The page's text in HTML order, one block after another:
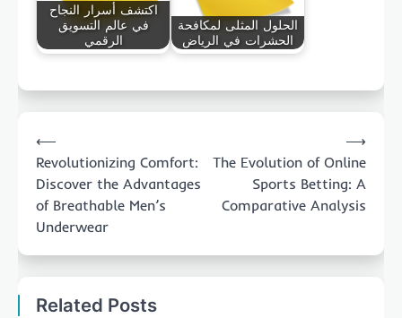
اكتشف أسرار النجاح
في عالم التسويق
الرقمي
الحلول المثلى لمكافحة
الحشرات في الرياض
navigation
⟵
Revolutionizing Comfort:
Discover the Advantages
of Breathable Men’s
Underwear
The Evolution of Online
Sports Betting: A
Comparative Analysis
⟶
Related Posts